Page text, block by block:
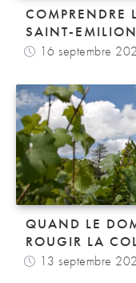
COMPRENDRE
SAINT-
16 septembre
QUAND LE
ROUGIR LA
13 septembre